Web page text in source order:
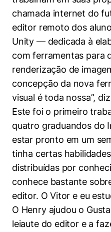
chamada internet do
editor remoto dos
Unity — dedicada à
com ferramentas para
renderização de
concepção da nova
visual é toda nossa”,
Este foi o primeiro
quatro graduandos do
estar pronto em um
tinha certas
distribuídas por
conhece bastante
editor. O Vitor e eu
O Henry ajudou o
leiaute do editor e a